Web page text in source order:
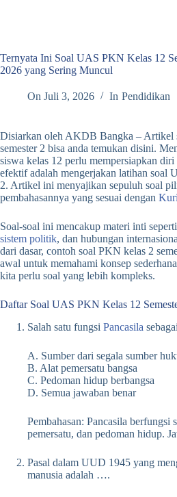
Ternyata Ini Soal UAS PKN Kelas 12
2026 yang Sering Muncul
On Juli 3, 2026 In Pendidikan
Disiarkan oleh AKDB Bangka – Artikel
semester 2 bisa anda temukan disini.
siswa kelas 12 perlu mempersiapkan diri
efektif adalah mengerjakan latihan soal
2. Artikel ini menyajikan sepuluh soal
pembahasannya yang sesuai dengan
Soal-soal ini mencakup materi inti seperti
sistem politik, dan hubungan
dari dasar, contoh soal PKN kelas 2
awal untuk memahami konsep
kita perlu soal yang lebih kompleks.
Daftar Soal UAS PKN Kelas 12
Salah satu fungsi Pancasila
A. Sumber dari segala sumber
B. Alat pemersatu bangsa
C. Pedoman hidup berbangsa
D. Semua jawaban benar
Pembahasan: Pancasila berfungsi
pemersatu, dan pedoman hidup.
Pasal dalam UUD 1945 yang
manusia adalah ….